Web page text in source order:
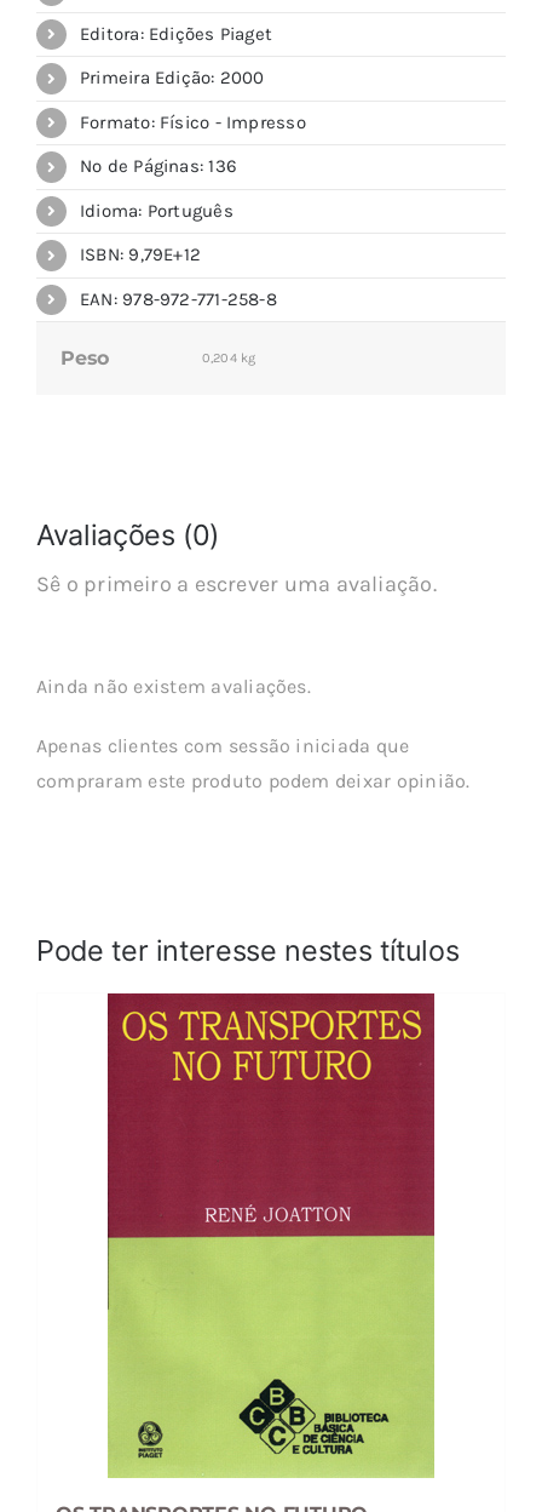
Editora: Edições Piaget
Primeira Edição: 2000
Formato: Físico - Impresso
Nº de Páginas: 136
Idioma: Português
ISBN: 9,79E+12
EAN: 978-972-771-258-8
Peso 0,204 kg
Avaliações (0)
Sê o primeiro a escrever uma avaliação.
Ainda não existem avaliações.
Apenas clientes com sessão iniciada que
compraram este produto podem deixar opinião.
Pode ter interesse nestes títulos